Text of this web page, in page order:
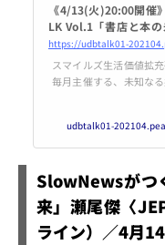
《4/13(火)20:00開催
LK Vol.1「書店と本
益」森岡督行×川上浩
スマイルズ生活価値拡
毎月主催する、未知な
テーマは「書店と本の
益」。UDB TALK
udbtalk01-
SlowNewsがつ
来」瀬尾傑〈
ライン）／4月14